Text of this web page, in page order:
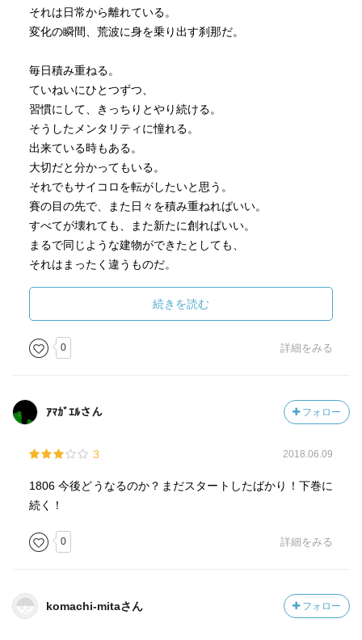
それは日常から離れている。
変化の瞬間、荒波に身を乗り出す刹那だ。
毎日積み重ねる。
ていねいにひとつずつ、
習慣にして、きっちりとやり続ける。
そうしたメンタリティに憧れる。
出来ている時もある。
大切だと分かってもいる。
それでもサイコロを転がしたいと思う。
賽の目の先で、また日々を積み重ねればいい。
すべてが壊れても、また新たに創ればいい。
まるで同じような建物ができたとしても、
それはまったく違うものだ。
僕らは戻ることはできない。
さて、この物語の主人公は、
新聞記者の職を捨て、
自分なりの正義を貫こうと立ち上がる。
何もわからないところから、
頼りになるのは自らの信念だけ。
選挙に打って出て、打ちひしがれながらも、
善戦する・もしくは見事に当選する。
選挙戦を戦う中で、家族の秘密が暴かれる。
家族の絆が問われる。
続きを読む
0 詳細をみる
ｱﾏｶﾞｴﾙさん フォロー
3 2018.06.09
1806 今後どうなるのか？まだスタートしたばかり！下巻に
続く！
0 詳細をみる
komachi-mitaさん フォロー